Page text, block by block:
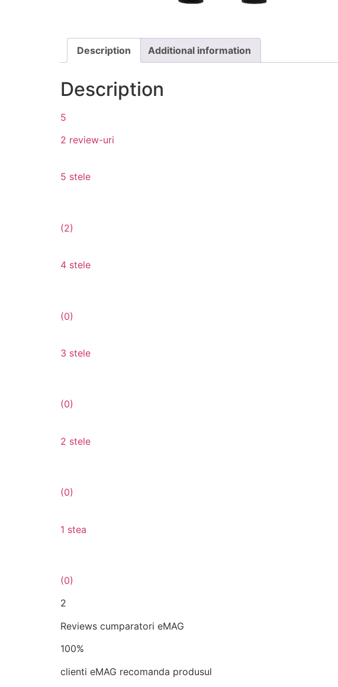
Description Additional information
Description
5
2 review-uri
5 stele
(2)
4 stele
(0)
3 stele
(0)
2 stele
(0)
1 stea
(0)
2
Reviews cumparatori eMAG
100%
clienti eMAG recomanda produsul